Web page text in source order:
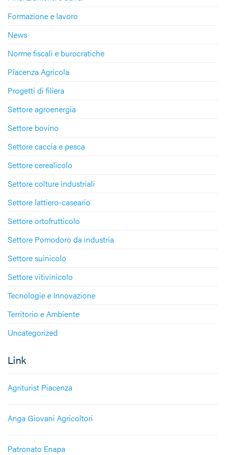
Formazione e lavoro
News
Norme fiscali e burocratiche
Piacenza Agricola
Progetti di filiera
Settore agroenergia
Settore bovino
Settore caccia e pesca
Settore cerealicolo
Settore colture industriali
Settore lattiero-caseario
Settore ortofrutticolo
Settore Pomodoro da industria
Settore suinicolo
Settore vitivinicolo
Tecnologie e Innovazione
Territorio e Ambiente
Uncategorized
Link
Agriturist Piacenza
Anga Giovani Agricoltori
Patronato Enapa